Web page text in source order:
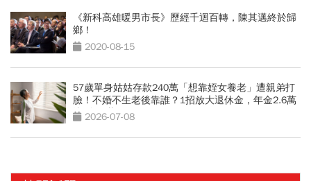
《新科高雄暖男市長》歷經千迴百轉，陳其邁終於歸
鄉！
2020-08-15
57歲單身姑姑存款240萬「想靠姪女養老」遭親弟打
臉！不婚不生老後靠誰？1招放大退休金，年金2.6萬
滾到3.7萬
2026-07-08